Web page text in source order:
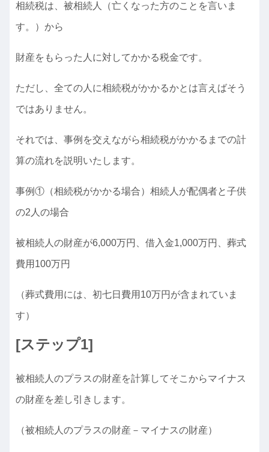
相続税は、被相続人（亡くなった方のことを言いま
す。）から
財産をもらった人に対してかかる税金です。
ただし、全ての人に相続税がかかるかとは言えばそう
ではありません。
それでは、事例を交えながら相続税がかかるまでの計
算の流れを説明いたします。
事例①（相続税がかかる場合）相続人が配偶者と子供
の2人の場合
被相続人の財産が6,000万円、借入金1,000万円、葬式
費用100万円
（葬式費用には、初七日費用10万円が含まれていま
す）
[ステップ1]
被相続人のプラスの財産を計算してそこからマイナス
の財産を差し引きします。
（被相続人のプラスの財産－マイナスの財産）